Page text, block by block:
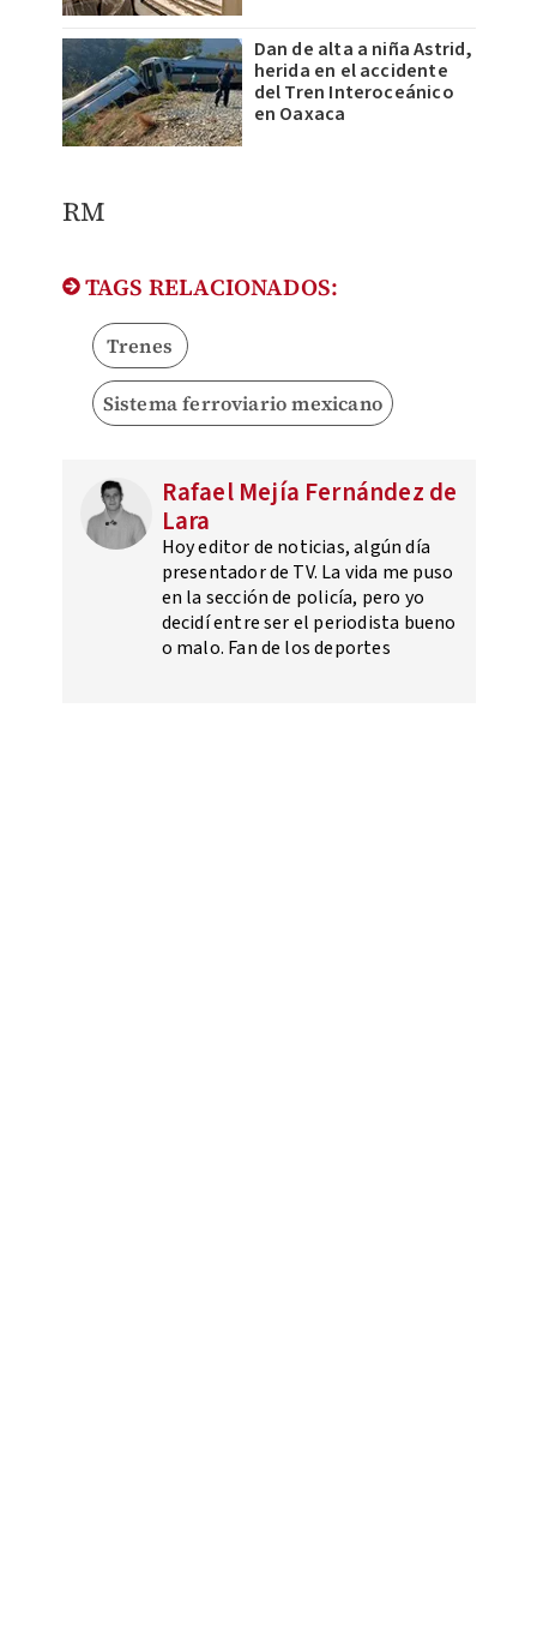
Dan de alta a niña Astrid,
herida en el accidente
del Tren Interoceánico
en Oaxaca
RM
TAGS RELACIONADOS:
Trenes
Sistema ferroviario mexicano
Rafael Mejía Fernández de
Lara
Hoy editor de noticias, algún día
presentador de TV. La vida me puso
en la sección de policía, pero yo
decidí entre ser el periodista bueno
o malo. Fan de los deportes